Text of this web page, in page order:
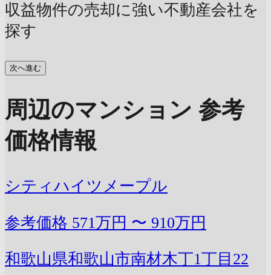
収益物件の売却に強い不動産会社を
探す
次へ進む
周辺のマンション 参考
価格情報
シティハイツメープル
参考価格 571万円 〜 910万円
和歌山県和歌山市南材木丁1丁目22